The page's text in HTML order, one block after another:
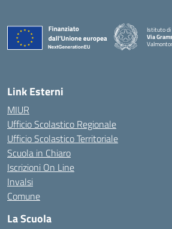
Istituto di
Via
Link Esterni
MIUR
Ufficio Scolastico Regionale
Ufficio Scolastico Territoriale
Scuola in Chiaro
Iscrizioni On Line
Invalsi
Comune
La Scuola